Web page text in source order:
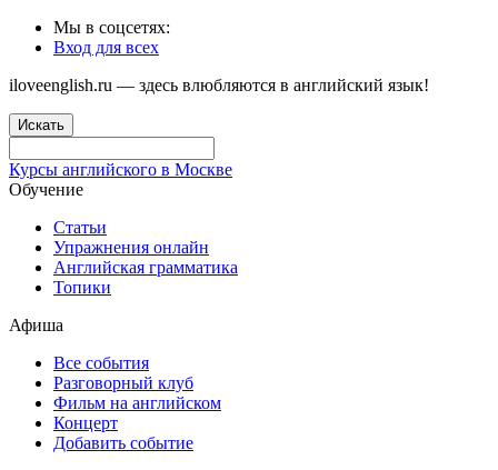
Мы в соцсетях:
Вход для всех
iloveenglish.ru — здесь влюбляются в английский язык!
Искать
Курсы английского в Москве
Обучение
Статьи
Упражнения онлайн
Английская грамматика
Топики
Афиша
Все события
Разговорный клуб
Фильм на английском
Концерт
Добавить событие